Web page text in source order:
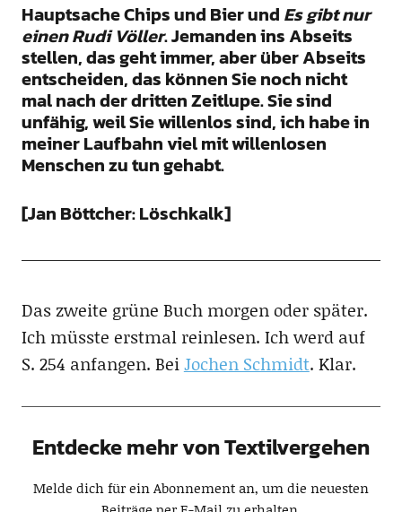
Hauptsache Chips und Bier und Es gibt nur
einen Rudi Völler. Jemanden ins Abseits
stellen, das geht immer, aber über Abseits
entscheiden, das können Sie noch nicht
mal nach der dritten Zeitlupe. Sie sind
unfähig, weil Sie willenlos sind, ich habe in
meiner Laufbahn viel mit willenlosen
Menschen zu tun gehabt.
[Jan Böttcher: Löschkalk]
Das zweite grüne Buch morgen oder später.
Ich müsste erstmal reinlesen. Ich werd auf
S. 254 anfangen. BeiJochen Schmidt. Klar.
Entdecke mehr von Textilvergehen
Melde dich für ein Abonnement an, um die neuesten